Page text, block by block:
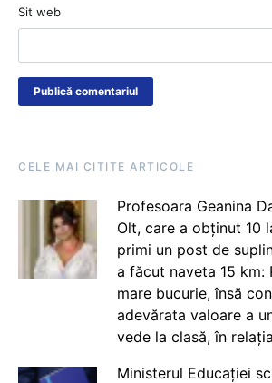
Sit web
CELE MAI CITITE ARTICOLE
Profesoara Geanina
Olt, care a obținut 10
primi un post de
a făcut naveta 15 km:
mare bucurie, însă
adevărata valoare a
vede la clasă, în
Ministerul Educației